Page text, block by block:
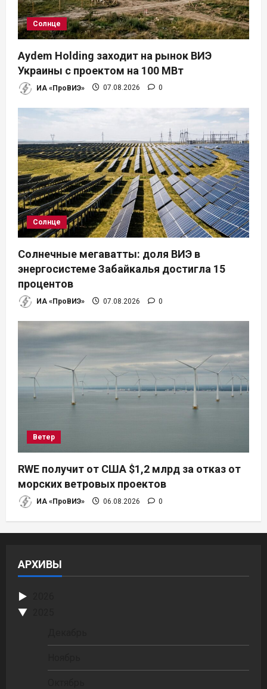
Солнце
Aydem Holding заходит на рынок ВИЭ
Украины с проектом на 100 МВт
ИА «ПроВИЭ» 07.08.2026 0
Солнце
Солнечные мегаватты: доля ВИЭ в
энергосистеме Забайкалья достигла 15
процентов
ИА «ПроВИЭ» 07.08.2026 0
Ветер
RWE получит от США $1,2 млрд за отказ от
морских ветровых проектов
ИА «ПроВИЭ» 06.08.2026 0
АРХИВЫ